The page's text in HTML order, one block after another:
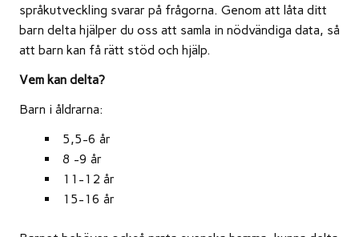
språkutveckling svarar på frågorna. Genom att låta ditt
barn delta hjälper du oss att samla in nödvändiga data, så
att barn kan få rätt stöd och hjälp.
Vem kan delta?
Barn i åldrarna:
5,5-6 år
8 -9 år
11-12 år
15-16 år